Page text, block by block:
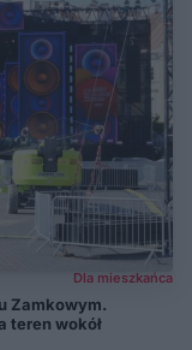
Dla mieszkańca
Zamkowym.
teren wokół